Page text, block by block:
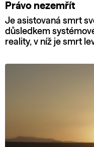
Právo nezemřít
Je asistovaná smrt
důsledkem
reality, v níž je smrt